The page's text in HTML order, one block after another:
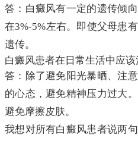
答：白癜风有一定的遗传倾
在3%-5%左右。即使父母患
遗传。
白癜风患者在日常生活中应该
答：除了避免阳光暴晒、注
的心态，避免精神压力过大
避免摩擦皮肤。
我想对所有白癜风患者说两